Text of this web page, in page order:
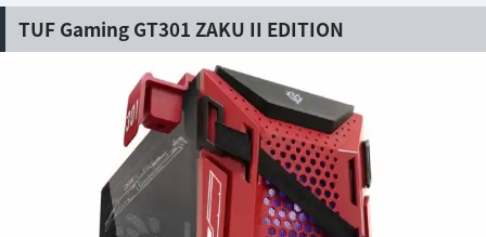
TUF Gaming GT301 ZAKU II EDITION